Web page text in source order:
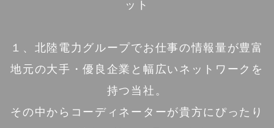
ット
１、北陸電力グループでお仕事の情報量が豊富
地元の大手・優良企業と幅広いネットワークを
持つ当社。
その中からコーディネーターが貴方にぴったり